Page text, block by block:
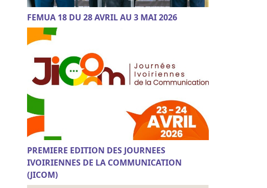
FEMUA 18 DU 28 AVRIL AU 3 MAI 2026
PREMIERE EDITION DES JOURNEES
IVOIRIENNES DE LA COMMUNICATION
(JICOM)